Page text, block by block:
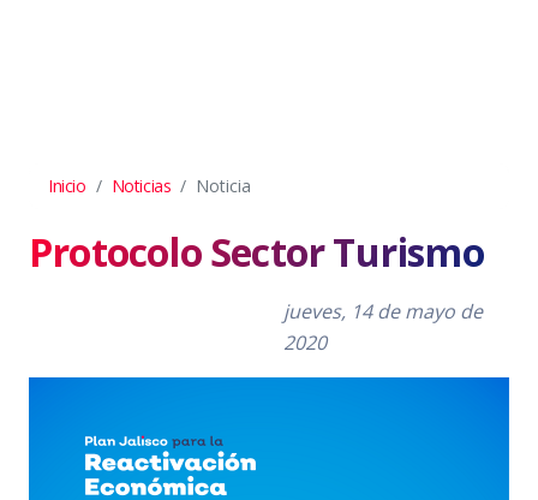
Inicio Noticias Noticia
Protocolo Sector Turismo
jueves, 14 de mayo de
2020